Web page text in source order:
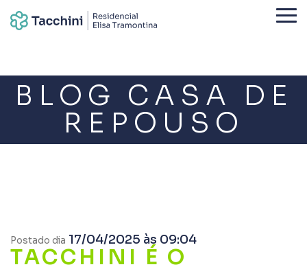
BLOG CASA DE
REPOUSO
Postado dia 17/04/2025 às 09:04
TACCHINI É O